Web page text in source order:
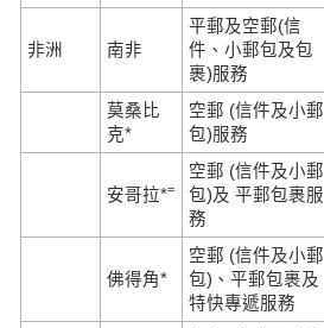
非洲 南非
平郵及空郵(信
件、小郵包及包
裹)服務
莫桑比
克*
空郵 (信件及小郵
包)服務
安哥拉*=
空郵 (信件及小郵
包)及 平郵包裹服
務
佛得角*
空郵 (信件及小郵
包)、平郵包裹及
特快專遞服務